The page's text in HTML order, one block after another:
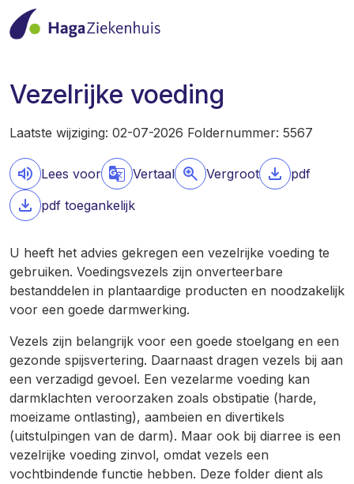
Vezelrijke voeding
Laatste wijziging: 02-07-2026 Foldernummer: 5567
Lees voor Vertaal Vergroot
pdf
pdf toegankelijk
U heeft het advies gekregen een vezelrijke voeding te
gebruiken. Voedingsvezels zijn onverteerbare
bestanddelen in plantaardige producten en noodzakelijk
voor een goede darmwerking.
Vezels zijn belangrijk voor een goede stoelgang en een
gezonde spijsvertering. Daarnaast dragen vezels bij aan
een verzadigd gevoel. Een vezelarme voeding kan
darmklachten veroorzaken zoals obstipatie (harde,
moeizame ontlasting), aambeien en divertikels
(uitstulpingen van de darm). Maar ook bij diarree is een
vezelrijke voeding zinvol, omdat vezels een
vochtbindende functie hebben. Deze folder dient als